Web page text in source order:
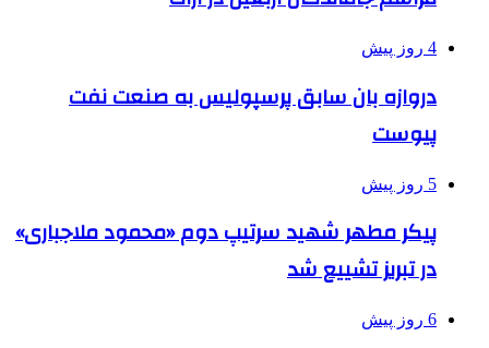
4 روز پیش
دروازه بان سابق پرسپولیس به صنعت نفت
پیوست
5 روز پیش
پیکر مطهر شهید سرتیپ دوم «محمود ملاجباری»
در تبریز تشییع شد
6 روز پیش